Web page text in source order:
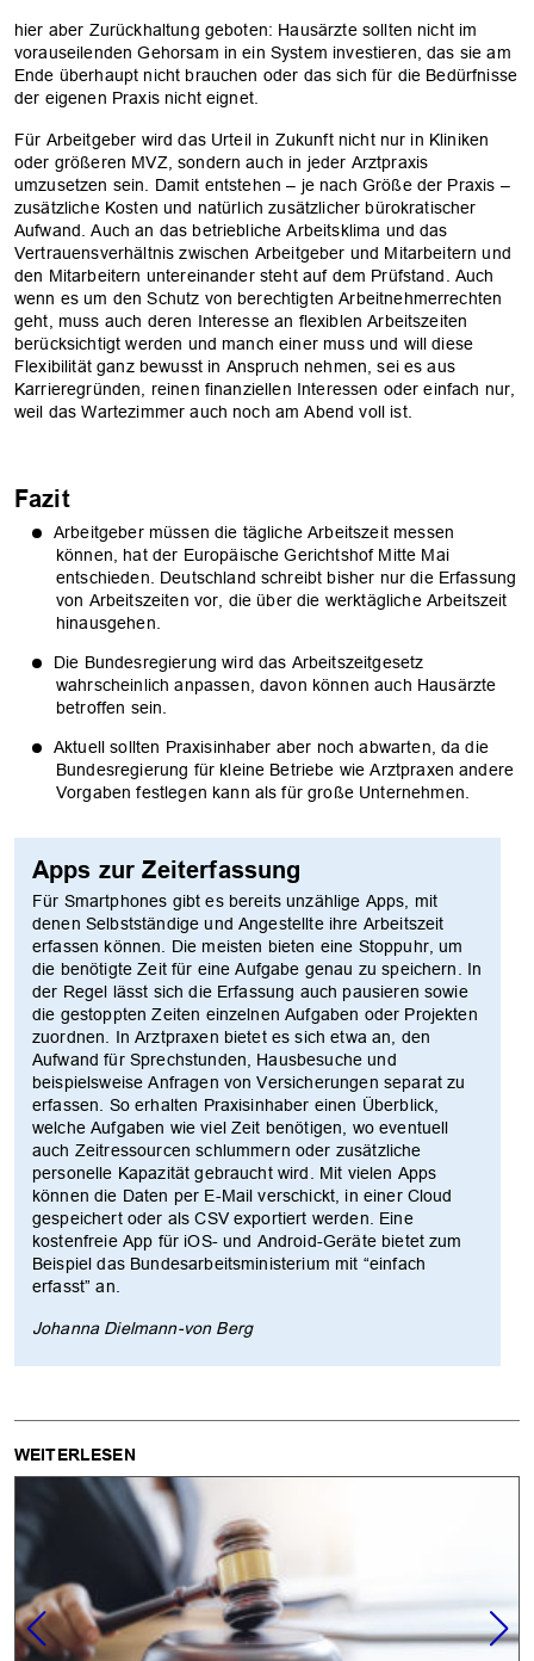
hier aber Zurückhaltung geboten: Hausärzte sollten nicht im
vorauseilenden Gehorsam in ein System investieren, das sie am
Ende überhaupt nicht brauchen oder das sich für die Bedürfnisse
der eigenen Praxis nicht eignet.
Für Arbeitgeber wird das Urteil in Zukunft nicht nur in Kliniken
oder größeren MVZ, sondern auch in jeder Arztpraxis
umzusetzen sein. Damit entstehen – je nach Größe der Praxis –
zusätzliche Kosten und natürlich zusätzlicher bürokratischer
Aufwand. Auch an das betriebliche Arbeitsklima und das
Vertrauensverhältnis zwischen Arbeitgeber und Mitarbeitern und
den Mitarbeitern untereinander steht auf dem Prüfstand. Auch
wenn es um den Schutz von berechtigten Arbeitnehmerrechten
geht, muss auch deren Interesse an flexiblen Arbeitszeiten
berücksichtigt werden und manch einer muss und will diese
Flexibilität ganz bewusst in Anspruch nehmen, sei es aus
Karrieregründen, reinen finanziellen Interessen oder einfach nur,
weil das Wartezimmer auch noch am Abend voll ist.
Fazit
Arbeitgeber müssen die tägliche Arbeitszeit messen
können, hat der Europäische Gerichtshof Mitte Mai
entschieden. Deutschland schreibt bisher nur die Erfassung
von Arbeitszeiten vor, die über die werktägliche Arbeitszeit
hinausgehen.
Die Bundesregierung wird das Arbeitszeitgesetz
wahrscheinlich anpassen, davon können auch Hausärzte
betroffen sein.
Aktuell sollten Praxisinhaber aber noch abwarten, da die
Bundesregierung für kleine Betriebe wie Arztpraxen andere
Vorgaben festlegen kann als für große Unternehmen.
Apps zur Zeiterfassung
Für Smartphones gibt es bereits unzählige Apps, mit
denen Selbstständige und Angestellte ihre Arbeitszeit
erfassen können. Die meisten bieten eine Stoppuhr, um
die benötigte Zeit für eine Aufgabe genau zu speichern. In
der Regel lässt sich die Erfassung auch pausieren sowie
die gestoppten Zeiten einzelnen Aufgaben oder Projekten
zuordnen. In Arztpraxen bietet es sich etwa an, den
Aufwand für Sprechstunden, Hausbesuche und
beispielsweise Anfragen von Versicherungen separat zu
erfassen. So erhalten Praxisinhaber einen Überblick,
welche Aufgaben wie viel Zeit benötigen, wo eventuell
auch Zeitressourcen schlummern oder zusätzliche
personelle Kapazität gebraucht wird. Mit vielen Apps
können die Daten per E-Mail verschickt, in einer Cloud
gespeichert oder als CSV exportiert werden. Eine
kostenfreie App für iOS- und Android-Geräte bietet zum
Beispiel das Bundesarbeitsministerium mit “einfach
erfasst” an.
Johanna Dielmann-von Berg
WEITERLESEN